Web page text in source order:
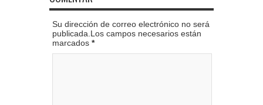
Su dirección de correo electrónico no será
publicada.Los campos necesarios están
marcados *